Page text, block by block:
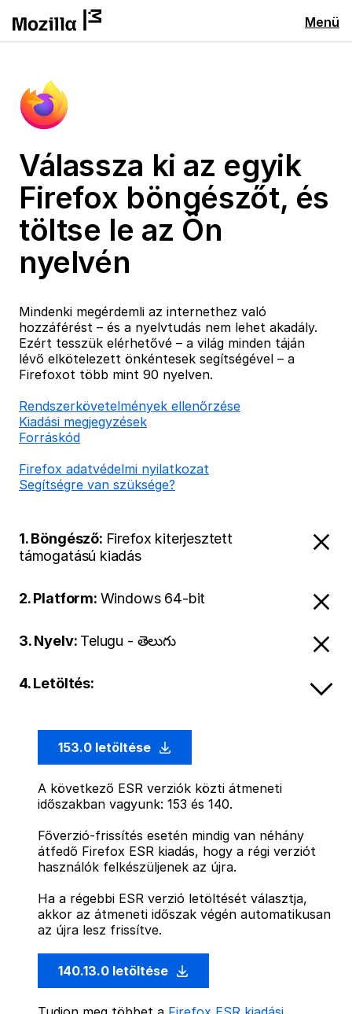
Menü
Válassza ki az egyik
Firefox böngészőt, és
töltse le az Ön
nyelvén
Mindenki megérdemli az internethez való
hozzáférést – és a nyelvtudás nem lehet akadály.
Ezért tesszük elérhetővé – a világ minden táján
lévő elkötelezett önkéntesek segítségével – a
Firefoxot több mint 90 nyelven.
Rendszerkövetelmények ellenőrzése
Kiadási megjegyzések
Forráskód
Firefox adatvédelmi nyilatkozat
Segítségre van szüksége?
1. Böngésző: Firefox kiterjesztett
támogatású kiadás
2. Platform: Windows 64-bit
3. Nyelv: Telugu - తెలుగు
4. Letöltés:
153.0 letöltése
A következő ESR verziók közti átmeneti
időszakban vagyunk: 153 és 140.
Főverzió-frissítés esetén mindig van néhány
átfedő Firefox ESR kiadás, hogy a régi verziót
használók felkészüljenek az újra.
Ha a régebbi ESR verzió letöltését választja,
akkor az átmeneti időszak végén automatikusan
az újra lesz frissítve.
140.13.0 letöltése